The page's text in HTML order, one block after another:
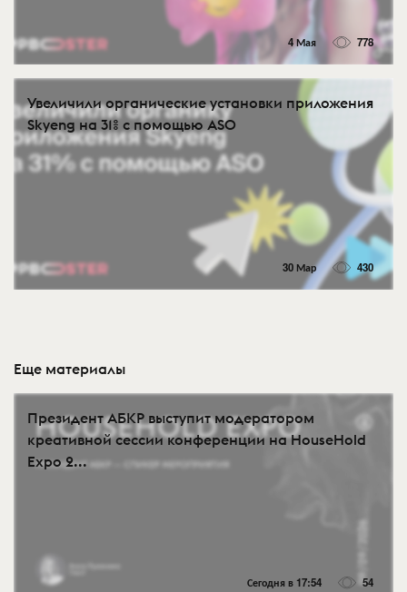
4 Мая 778
Увеличили органические установки приложения
Skyeng на 31% с помощью ASO
30 Мар 430
Еще материалы
Президент АБКР выступит модератором
креативной сессии конференции на HouseHold
Expo 2...
Сегодня в 17:54 54